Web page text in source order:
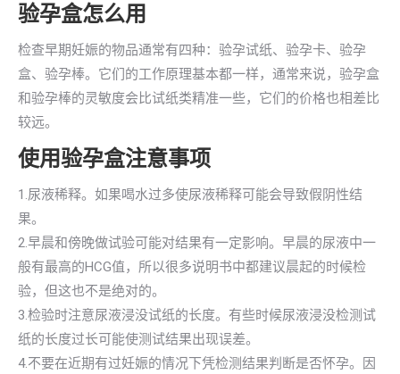
验孕盒怎么用
检查早期妊娠的物品通常有四种：验孕试纸、验孕卡、验孕
盒、验孕棒。它们的工作原理基本都一样，通常来说，验孕盒
和验孕棒的灵敏度会比试纸类精准一些，它们的价格也相差比
较远。
使用验孕盒注意事项
1.尿液稀释。如果喝水过多使尿液稀释可能会导致假阴性结
果。
2.早晨和傍晚做试验可能对结果有一定影响。早晨的尿液中一
般有最高的HCG值，所以很多说明书中都建议晨起的时候检
验，但这也不是绝对的。
3.检验时注意尿液浸没试纸的长度。有些时候尿液浸没检测试
纸的长度过长可能使测试结果出现误差。
4.不要在近期有过妊娠的情况下凭检测结果判断是否怀孕。因